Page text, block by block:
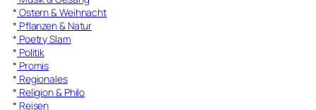
* Ostern & Weihnacht
* Pflanzen & Natur
* Poetry Slam
* Politik
* Promis
* Regionales
* Religion & Philo
* Reisen